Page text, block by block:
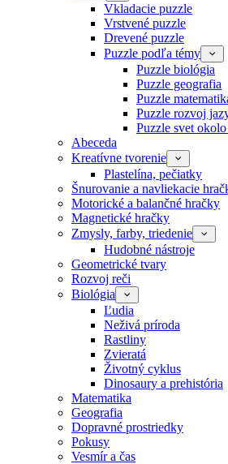
Vkladacie puzzle
Vrstvené puzzle
Drevené puzzle
Puzzle podľa témy
Puzzle biológia
Puzzle geografia
Puzzle
Puzzle rozvoj
Puzzle svet okolo
Abeceda
Kreatívne tvorenie
Plastelína, pečiatky
Šnurovanie a navliekacie
Motorické a balančné hračky
Magnetické hračky
Zmysly, farby, triedenie
Hudobné nástroje
Geometrické tvary
Rozvoj reči
Biológia
Ľudia
Neživá príroda
Rastliny
Zvieratá
Životný cyklus
Dinosaury a prehistória
Matematika
Geografia
Dopravné prostriedky
Pokusy
Vesmír a čas